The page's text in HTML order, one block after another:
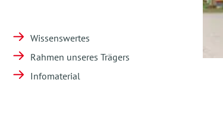
Wissenswertes
Rahmen unseres Trägers
Infomaterial